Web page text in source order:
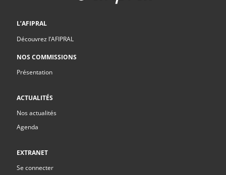
L’AFIPRAL
Découvrez l’AFIPRAL
NOS COMMISSIONS
Présentation
ACTUALITÉS
Nos actualités
Agenda
EXTRANET
Se connecter